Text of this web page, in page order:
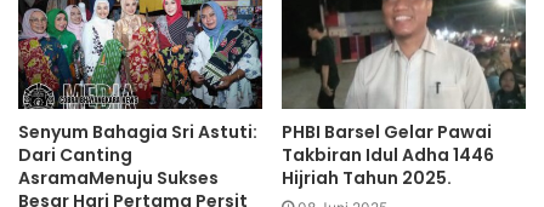
Senyum Bahagia Sri Astuti:
Dari Canting
AsramaMenuju Sukses
Besar Hari Pertama Persit
PHBI Barsel Gelar Pawai
Takbiran Idul Adha 1446
Hijriah Tahun 2025.